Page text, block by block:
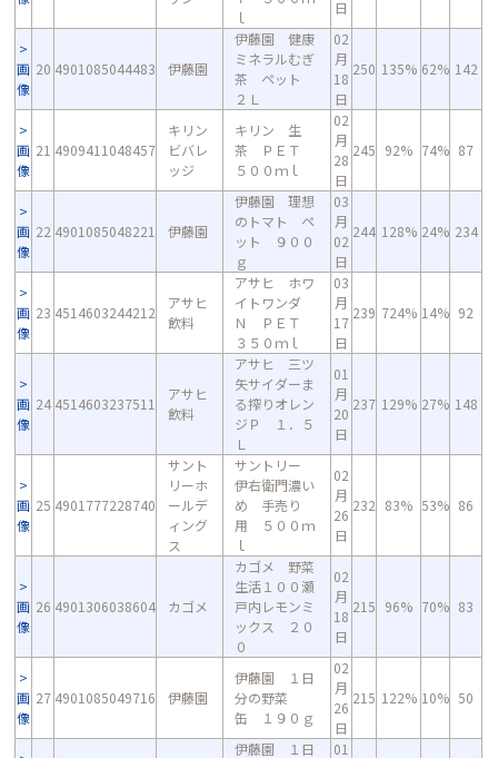
ｌ
日
画
像
20 4901085044483 伊藤園
伊藤園 健康
ミネラルむぎ
茶 ペット
２Ｌ
02
月
18
日
250 135% 62% 142
画
像
21 4909411048457
キリン
ビバレ
ッジ
キリン 生
茶 ＰＥＴ
５００ｍｌ
02
月
28
日
245 92% 74% 87
画
像
22 4901085048221 伊藤園
伊藤園 理想
のトマト ペ
ット ９００
ｇ
03
月
02
日
244 128% 24% 234
画
像
23 4514603244212
アサヒ
飲料
アサヒ ホワ
イトワンダ
Ｎ ＰＥＴ
３５０ｍｌ
03
月
17
日
239 724% 14% 92
画
像
24 4514603237511
アサヒ
飲料
アサヒ 三ツ
矢サイダーま
る搾りオレン
ジＰ １．５
Ｌ
01
月
20
日
237 129% 27% 148
画
像
25 4901777228740
サント
リーホ
ールデ
ィング
ス
サントリー
伊右衛門濃い
め 手売り
用 ５００ｍ
ｌ
02
月
26
日
232 83% 53% 86
画
像
26 4901306038604 カゴメ
カゴメ 野菜
生活１００瀬
戸内レモンミ
ックス ２０
０
02
月
18
日
215 96% 70% 83
画
像
27 4901085049716 伊藤園
伊藤園 １日
分の野菜
缶 １９０ｇ
02
月
26
日
215 122% 10% 50
伊藤園 １日
01